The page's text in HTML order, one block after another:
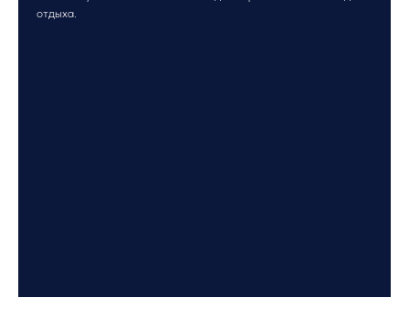
отдыха.